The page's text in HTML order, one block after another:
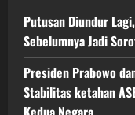
Putusan Diundur
Sebelumnya Jadi
Presiden Prabowo
Stabilitas ketahan